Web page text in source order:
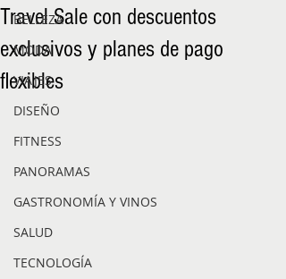
BELLEZA
MODA
VIAJES
DISEÑO
FITNESS
PANORAMAS
GASTRONOMÍA Y VINOS
SALUD
TECNOLOGÍA
Travel Sale con descuentos
exclusivos y planes de pago
flexibles